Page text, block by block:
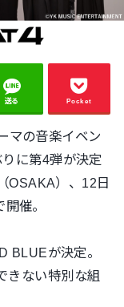
送る Pocket
マの音楽イベン
に第4弾が決定
OSAKA）、12日
催。
BLUEが決定。
きない特別な組